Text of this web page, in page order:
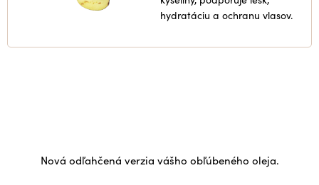
hydratáciu a ochranu vlasov.
Nová odľahčená verzia vášho obľúbeného oleja.